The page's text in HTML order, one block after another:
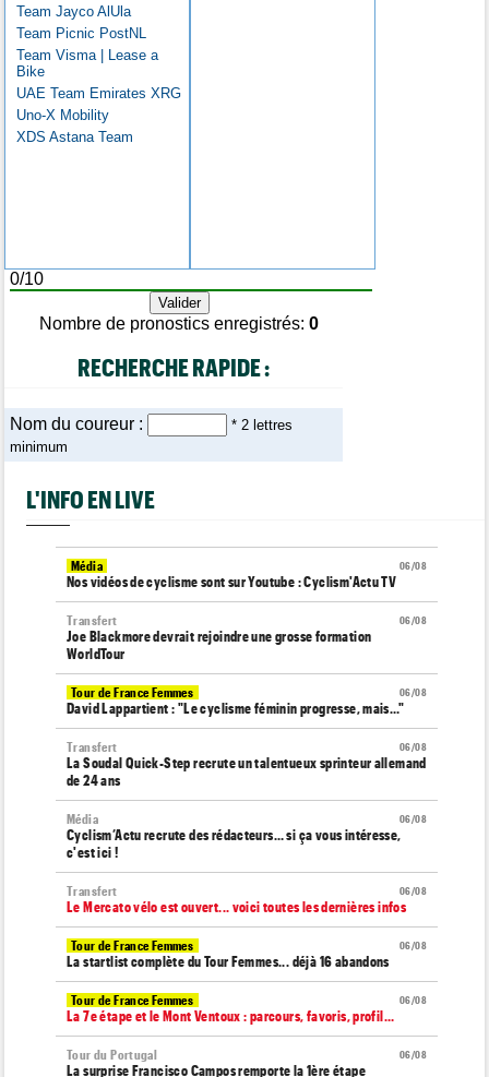
Team Jayco AlUla
Team Picnic PostNL
Team Visma | Lease a
Bike
UAE Team Emirates XRG
Uno-X Mobility
XDS Astana Team
0/10
Nombre de pronostics enregistrés:0
RECHERCHE RAPIDE :
Nom du coureur :
* 2 lettres
minimum
L'INFO EN LIVE
06/08
Média
Nos vidéos de cyclisme sont sur Youtube : Cyclism'Actu TV
06/08
Transfert
Joe Blackmore devrait rejoindre une grosse formation
WorldTour
06/08
Tour de France Femmes
David Lappartient : "Le cyclisme féminin progresse, mais…"
06/08
Transfert
La Soudal Quick-Step recrute un talentueux sprinteur allemand
de 24 ans
06/08
Média
Cyclism’Actu recrute des rédacteurs… si ça vous intéresse,
c'est ici !
06/08
Transfert
Le Mercato vélo est ouvert... voici toutes les dernières infos
06/08
Tour de France Femmes
La startlist complète du Tour Femmes... déjà 16 abandons
06/08
Tour de France Femmes
La 7e étape et le Mont Ventoux : parcours, favoris, profil…
06/08
Tour du Portugal
La surprise Francisco Campos remporte la 1ère étape